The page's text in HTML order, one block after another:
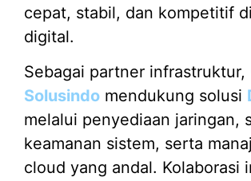
cepat, stabil, dan kompetitif
digital.
Sebagai partner infrastruktur,
Solusindo mendukung solusi
melalui penyediaan jaringan,
keamanan sistem, serta
cloud yang andal. Kolaborasi